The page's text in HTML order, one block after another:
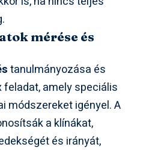
mérése és
tanulmányozása és
amely speciális
módszereket igényel. A
a klínákat,
és irányát,